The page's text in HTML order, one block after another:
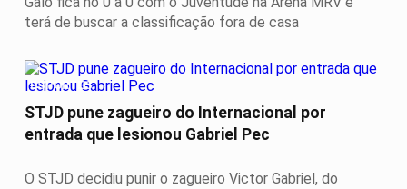
terá de buscar a classificação fora de casa
ESPORTES
STJD pune zagueiro do Internacional por
entrada que lesionou Gabriel Pec
O STJD decidiu punir o zagueiro Victor Gabriel, do